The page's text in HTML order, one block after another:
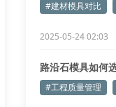
#建材模具对比
2025-05-24 02:03
路沿石模具如何
#工程质量管理